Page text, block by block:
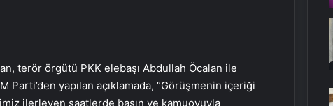
terör örgütü PKK elebaşı Abdullah Öcalan ile
yapılan açıklamada, “Görüşmenin içeriği
ilerleyen saatlerde basın ve kamuoyuyla
İnternet Ve Fiber Internet Rehberi